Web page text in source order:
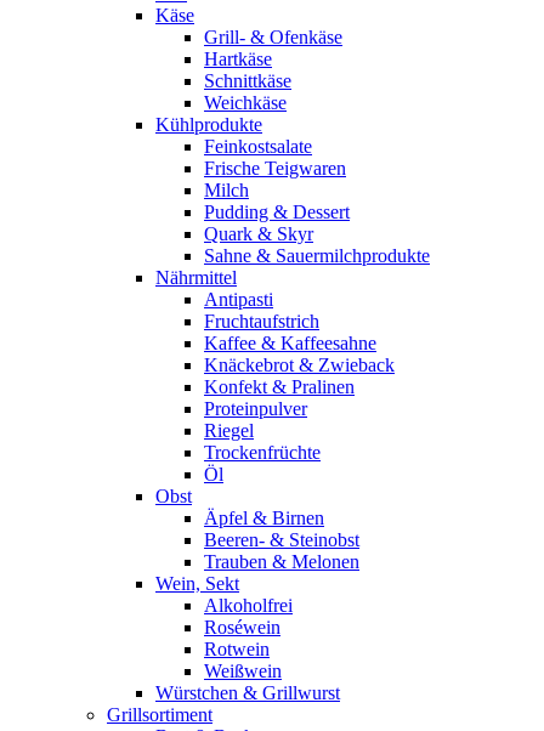
Käse
Grill- & Ofenkäse
Hartkäse
Schnittkäse
Weichkäse
Kühlprodukte
Feinkostsalate
Frische Teigwaren
Milch
Pudding & Dessert
Quark & Skyr
Sahne & Sauermilchprodukte
Nährmittel
Antipasti
Fruchtaufstrich
Kaffee & Kaffeesahne
Knäckebrot & Zwieback
Konfekt & Pralinen
Proteinpulver
Riegel
Trockenfrüchte
Öl
Obst
Äpfel & Birnen
Beeren- & Steinobst
Trauben & Melonen
Wein, Sekt
Alkoholfrei
Roséwein
Rotwein
Weißwein
Würstchen & Grillwurst
Grillsortiment